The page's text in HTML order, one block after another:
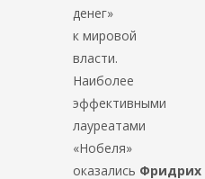
денег»
к мировой
власти.
Наиболее
эффективными
лауреатами
«Нобеля»
оказались Фридрих